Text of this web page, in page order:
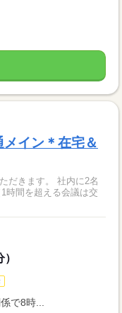
イン＊在宅＆
だきます。 社内に2名
時間を超える会議は交
で8時...